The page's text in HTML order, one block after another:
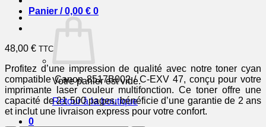
Panier /0,00 € 0
Votre panier est vide.
Retour à la boutique
0
48,00 € TTC
Profitez d’une impression de qualité avec notre toner cyan
compatible Canon 8517B002 / C-EXV 47, conçu pour votre
imprimante laser couleur multifonction. Ce toner offre une
capacité de 21 500 pages, bénéficie d’une garantie de 2 ans
et inclut une livraison express pour votre confort.